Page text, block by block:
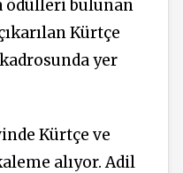
ödülleri bulunan
Kürtçe
yer
Kürtçe ve
alıyor. Adil